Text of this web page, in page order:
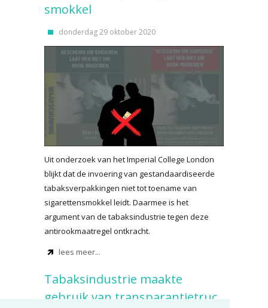
smokkel
donderdag 29 oktober 2020
Uit onderzoek van het Imperial College London
blijkt dat de invoering van gestandaardiseerde
tabaksverpakkingen niet tot toename van
sigarettensmokkel leidt. Daarmee is het
argument van de tabaksindustrie tegen deze
antirookmaatregel ontkracht.
lees meer...
Tabaksindustrie maakte
gebruik van transparantietruc